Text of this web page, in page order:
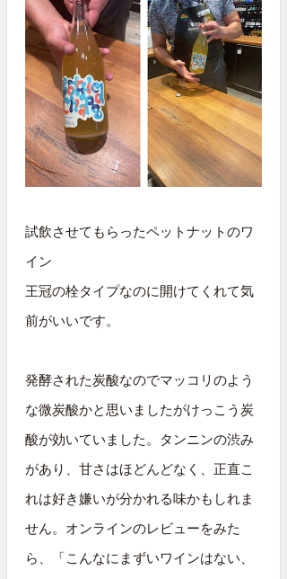
試飲させてもらったペットナットのワ
イン
王冠の栓タイプなのに開けてくれて気
前がいいです。
発酵された炭酸なのでマッコリのよう
な微炭酸かと思いましたがけっこう炭
酸が効いていました。タンニンの渋み
があり、甘さはほどんどなく、正直こ
れは好き嫌いが分かれる味かもしれま
せん。オンラインのレビューをみた
ら、「こんなにまずいワインはない、